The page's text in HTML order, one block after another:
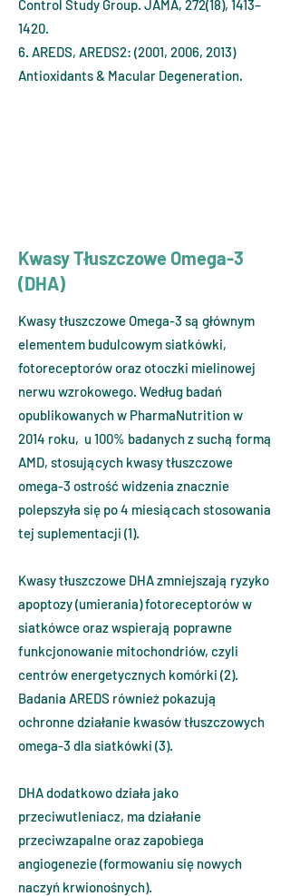
Control Study Group. JAMA, 272(18), 1413–
1420.
6. AREDS, AREDS2: (2001, 2006, 2013)
Antioxidants & Macular Degeneration.
Kwasy Tłuszczowe Omega-3
(DHA)
Kwasy tłuszczowe Omega-3 są głównym
elementem budulcowym siatkówki,
fotoreceptorów oraz otoczki mielinowej
nerwu wzrokowego. Według badań
opublikowanych w PharmaNutrition w
2014 roku, u 100% badanych z suchą formą
AMD, stosujących kwasy tłuszczowe
omega-3 ostrość widzenia znacznie
polepszyła się po 4 miesiącach stosowania
tej suplementacji (1).
Kwasy tłuszczowe DHA zmniejszają ryzyko
apoptozy (umierania) fotoreceptorów w
siatkówce oraz wspierają poprawne
funkcjonowanie mitochondriów, czyli
centrów energetycznych komórki (2).
Badania AREDS również pokazują
ochronne działanie kwasów tłuszczowych
omega-3 dla siatkówki (3).
DHA dodatkowo działa jako
przeciwutleniacz, ma działanie
przeciwzapalne oraz zapobiega
angiogenezie (formowaniu się nowych
naczyń krwionośnych).